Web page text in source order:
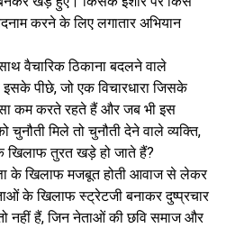
करने के लिए लगातार अभियान
वैचारिक ठिकाना बदलने वाले
इसके पीछे, जो एक विचारधारा जिसके
कम करते रहते हैं और जब भी इस
चुनौती मिले तो चुनौती देने वाले व्यक्ति,
खिलाफ तुरत खड़े हो जाते हैं?
के खिलाफ मजबूत होती आवाज से लेकर
के खिलाफ स्ट्रेटजी बनाकर दुष्प्रचार
नहीं हैं, जिन नेताओं की छवि समाज और